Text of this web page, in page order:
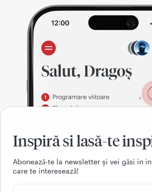
Inspiră si lasă-te
Aboneazǎ-te la newsletter și vei gǎsi in
care te intereseazǎ!